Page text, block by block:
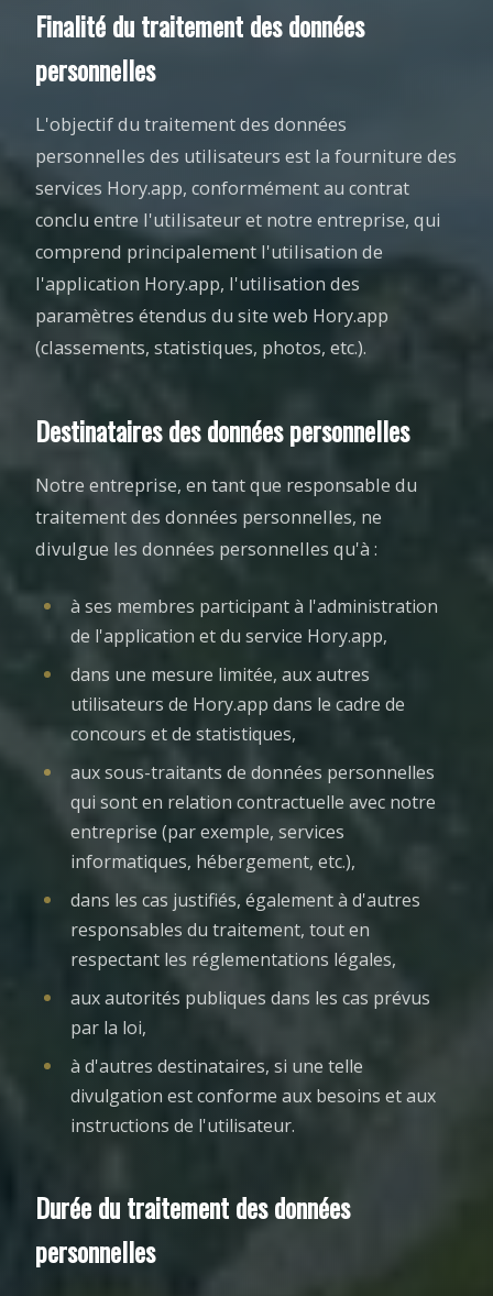
Finalité du traitement des données
personnelles
L'objectif du traitement des données
personnelles des utilisateurs est la fourniture des
services Hory.app, conformément au contrat
conclu entre l'utilisateur et notre entreprise, qui
comprend principalement l'utilisation de
l'application Hory.app, l'utilisation des
paramètres étendus du site web Hory.app
(classements, statistiques, photos, etc.).
Destinataires des données personnelles
Notre entreprise, en tant que responsable du
traitement des données personnelles, ne
divulgue les données personnelles qu'à :
à ses membres participant à l'administration
de l'application et du service Hory.app,
dans une mesure limitée, aux autres
utilisateurs de Hory.app dans le cadre de
concours et de statistiques,
aux sous-traitants de données personnelles
qui sont en relation contractuelle avec notre
entreprise (par exemple, services
informatiques, hébergement, etc.),
dans les cas justifiés, également à d'autres
responsables du traitement, tout en
respectant les réglementations légales,
aux autorités publiques dans les cas prévus
par la loi,
à d'autres destinataires, si une telle
divulgation est conforme aux besoins et aux
instructions de l'utilisateur.
Durée du traitement des données
personnelles